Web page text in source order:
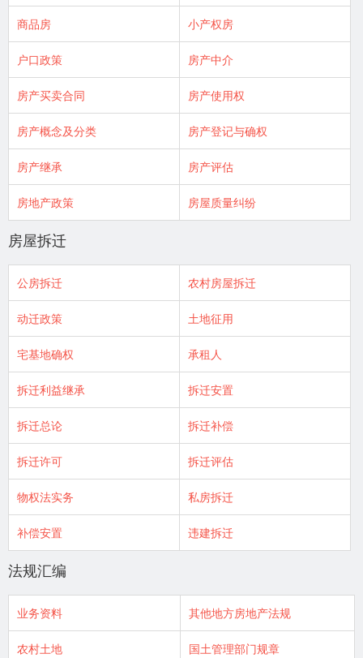
商品房 小产权房
户口政策 房产中介
房产买卖合同 房产使用权
房产概念及分类 房产登记与确权
房产继承 房产评估
房地产政策 房屋质量纠纷
房屋拆迁
公房拆迁 农村房屋拆迁
动迁政策 土地征用
宅基地确权 承租人
拆迁利益继承 拆迁安置
拆迁总论 拆迁补偿
拆迁许可 拆迁评估
物权法实务 私房拆迁
补偿安置 违建拆迁
法规汇编
业务资料 其他地方房地产法规
农村土地 国土管理部门规章